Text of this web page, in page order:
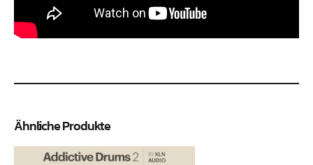
Ähnliche Produkte